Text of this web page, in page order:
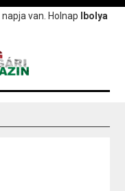
napja van. Holnap
Ibolya